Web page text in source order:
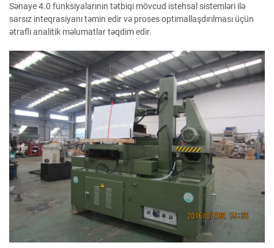
Sənaye 4.0 funksiyalarının tətbiqi mövcud istehsal sistemləri ilə
sarsız inteqrasiyanı təmin edir və proses optimallaşdırılması üçün
ətraflı analitik məlumatlar təqdim edir.